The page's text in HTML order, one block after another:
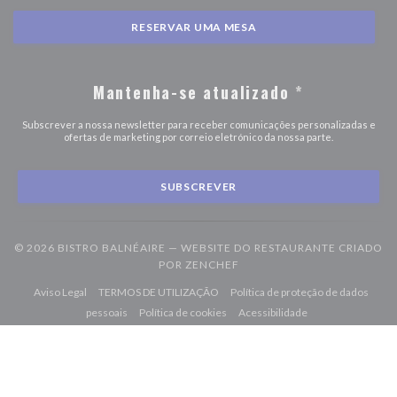
RESERVAR UMA MESA
Mantenha-se atualizado *
Subscrever a nossa newsletter para receber comunicações personalizadas e
ofertas de marketing por correio eletrónico da nossa parte.
SUBSCREVER
© 2026 BISTRO BALNÉAIRE — WEBSITE DO RESTAURANTE CRIADO
POR ZENCHEF
Aviso Legal((abre numa nova janela))
TERMOS DE UTILIZAÇÃO((abre numa nova janela))
Política de proteção de dados
pessoais((abre numa nova janela))
Política de cookies((abre numa nova janela))
Acessibilidade((abre numa nova